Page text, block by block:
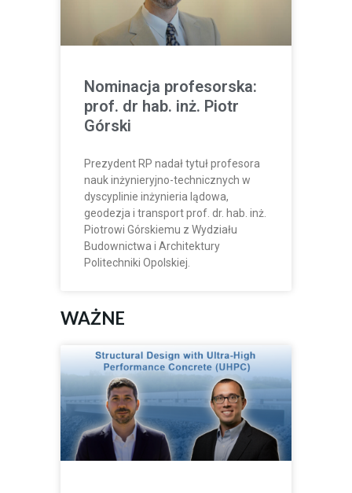
Nominacja profesorska:
prof. dr hab. inż. Piotr
Górski
Prezydent RP nadał tytuł profesora
nauk inżynieryjno-technicznych w
dyscyplinie inżynieria lądowa,
geodezja i transport prof. dr. hab. inż.
Piotrowi Górskiemu z Wydziału
Budownictwa i Architektury
Politechniki Opolskiej.
WAŻNE